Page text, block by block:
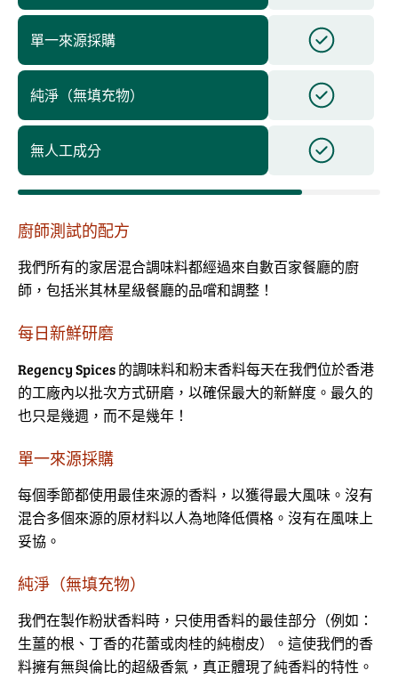
單一來源採購
純淨（無填充物）
無人工成分
廚師測試的配方
我們所有的家居混合調味料都經過來自數百家餐廳的廚
師，包括米其林星級餐廳的品嚐和調整！
每日新鮮研磨
Regency Spices 的調味料和粉末香料每天在我們位於香港
的工廠內以批次方式研磨，以確保最大的新鮮度。最久的
也只是幾週，而不是幾年！
單一來源採購
每個季節都使用最佳來源的香料，以獲得最大風味。沒有
混合多個來源的原材料以人為地降低價格。沒有在風味上
妥協。
純淨（無填充物）
我們在製作粉狀香料時，只使用香料的最佳部分（例如：
生薑的根、丁香的花蕾或肉桂的純樹皮）。這使我們的香
料擁有無與倫比的超級香氣，真正體現了純香料的特性。